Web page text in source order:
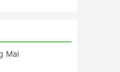
Mai